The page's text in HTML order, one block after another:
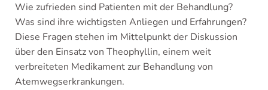
Wie zufrieden sind Patienten mit der Behandlung?
Was sind ihre wichtigsten Anliegen und Erfahrungen?
Diese Fragen stehen im Mittelpunkt der Diskussion
über den Einsatz von Theophyllin, einem weit
verbreiteten Medikament zur Behandlung von
Atemwegserkrankungen.